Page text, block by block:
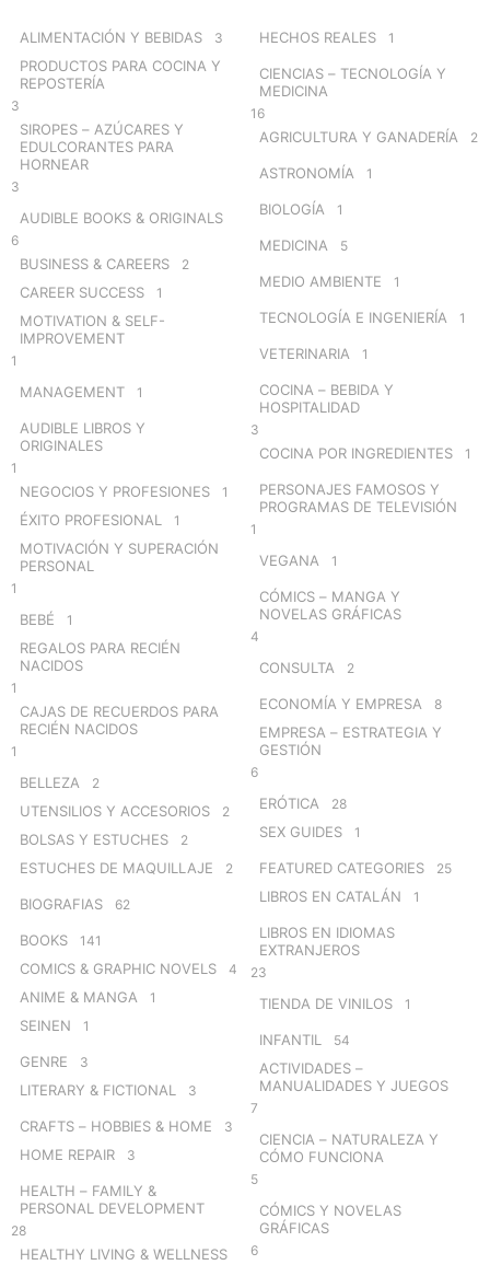
ALIMENTACIÓN Y BEBIDAS 3
PRODUCTOS PARA COCINA Y
REPOSTERÍA
3
SIROPES – AZÚCARES Y
EDULCORANTES PARA
HORNEAR
3
AUDIBLE BOOKS & ORIGINALS
6
BUSINESS & CAREERS 2
CAREER SUCCESS 1
MOTIVATION & SELF-
IMPROVEMENT
1
MANAGEMENT 1
AUDIBLE LIBROS Y
ORIGINALES
1
NEGOCIOS Y PROFESIONES 1
ÉXITO PROFESIONAL 1
MOTIVACIÓN Y SUPERACIÓN
PERSONAL
1
BEBÉ 1
REGALOS PARA RECIÉN
NACIDOS
1
CAJAS DE RECUERDOS PARA
RECIÉN NACIDOS
1
BELLEZA 2
UTENSILIOS Y ACCESORIOS 2
BOLSAS Y ESTUCHES 2
ESTUCHES DE MAQUILLAJE 2
BIOGRAFIAS 62
BOOKS 141
COMICS & GRAPHIC NOVELS 4
ANIME & MANGA 1
SEINEN 1
GENRE 3
LITERARY & FICTIONAL 3
CRAFTS – HOBBIES & HOME 3
HOME REPAIR 3
HEALTH – FAMILY &
PERSONAL DEVELOPMENT
28
HEALTHY LIVING & WELLNESS
HECHOS REALES 1
CIENCIAS – TECNOLOGÍA Y
MEDICINA
16
AGRICULTURA Y GANADERÍA 2
ASTRONOMÍA 1
BIOLOGÍA 1
MEDICINA 5
MEDIO AMBIENTE 1
TECNOLOGÍA E INGENIERÍA 1
VETERINARIA 1
COCINA – BEBIDA Y
HOSPITALIDAD
3
COCINA POR INGREDIENTES 1
PERSONAJES FAMOSOS Y
PROGRAMAS DE TELEVISIÓN
1
VEGANA 1
CÓMICS – MANGA Y
NOVELAS GRÁFICAS
4
CONSULTA 2
ECONOMÍA Y EMPRESA 8
EMPRESA – ESTRATEGIA Y
GESTIÓN
6
ERÓTICA 28
SEX GUIDES 1
FEATURED CATEGORIES 25
LIBROS EN CATALÁN 1
LIBROS EN IDIOMAS
EXTRANJEROS
23
TIENDA DE VINILOS 1
INFANTIL 54
ACTIVIDADES –
MANUALIDADES Y JUEGOS
7
CIENCIA – NATURALEZA Y
CÓMO FUNCIONA
5
CÓMICS Y NOVELAS
GRÁFICAS
6